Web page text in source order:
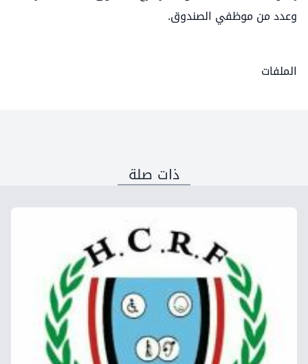
وعدد من موظفي الصندوق.
الملفات
ذات صلة